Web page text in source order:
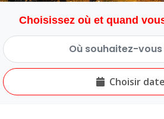
Choisissez où et quand
Choisir